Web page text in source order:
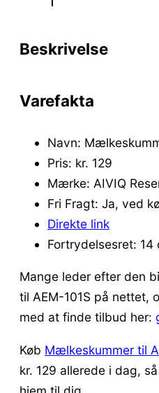
Beskrivelse
Varefakta
Navn:
Pris: kr. 129
Mærke: AIVIQ
Fri Fragt: Ja, ved
Direkte link
Fortrydelsesret: 14
Mange leder efter den
til AEM-101S på nettet,
med at finde tilbud her:
Køb Mælkeskummer til
kr. 129 allerede i dag,